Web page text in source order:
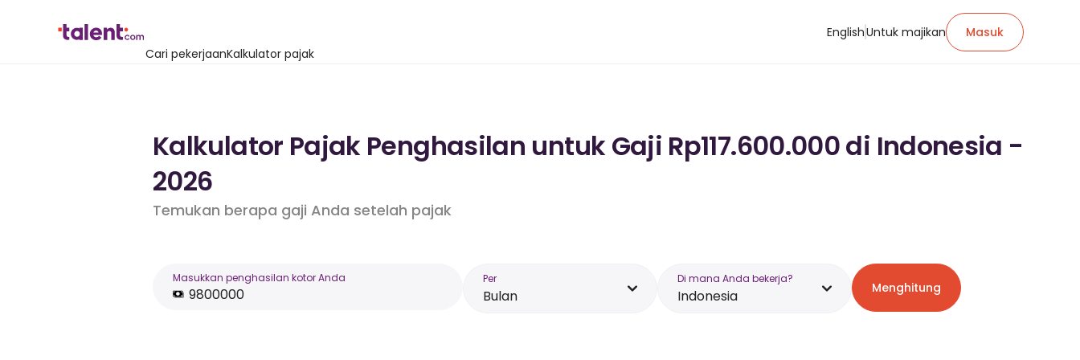
Cari pekerjaanKalkulator pajak
EnglishUntuk majikan Masuk
Kalkulator Pajak Penghasilan untuk Gaji Rp117.600.000 di Indonesia -
2026
Temukan berapa gaji Anda setelah pajak
Masukkan penghasilan kotor Anda Per
Bulan
Di mana Anda bekerja?
Indonesia Menghitung